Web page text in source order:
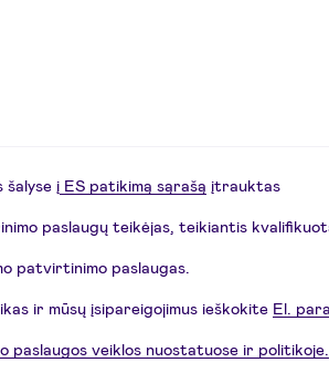
šalyse į ES patikimą sąrašą įtrauktas
paslaugų teikėjas, teikiantis
patvirtinimo paslaugas.
ir mūsų įsipareigojimus ieškokite El.
paslaugos veiklos nuostatuose ir politikoje.